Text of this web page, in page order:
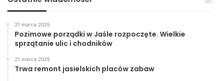
21 marca 2025
Pozimowe porządki w Jaśle rozpoczęte. Wielkie
sprzątanie ulic i chodników
21 marca 2025
Trwa remont jasielskich placów zabaw